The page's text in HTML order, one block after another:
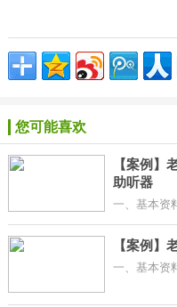
您可能喜欢
【案例】
助听器
一、基本
【案例】
一、基本